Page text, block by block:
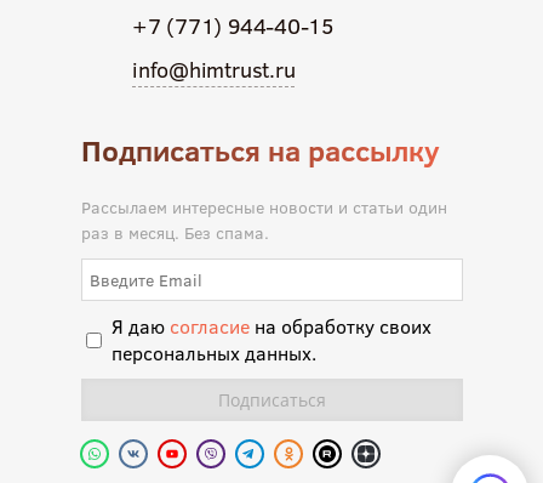
+7 (771) 944-40-15
info@himtrust.ru
Подписаться на рассылку
Рассылаем интересные новости и статьи один
раз в месяц. Без спама.
Я даю согласиена обработку своих
персональных данных.